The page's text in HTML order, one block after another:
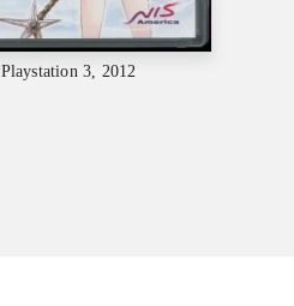
Playstation 3, 2012